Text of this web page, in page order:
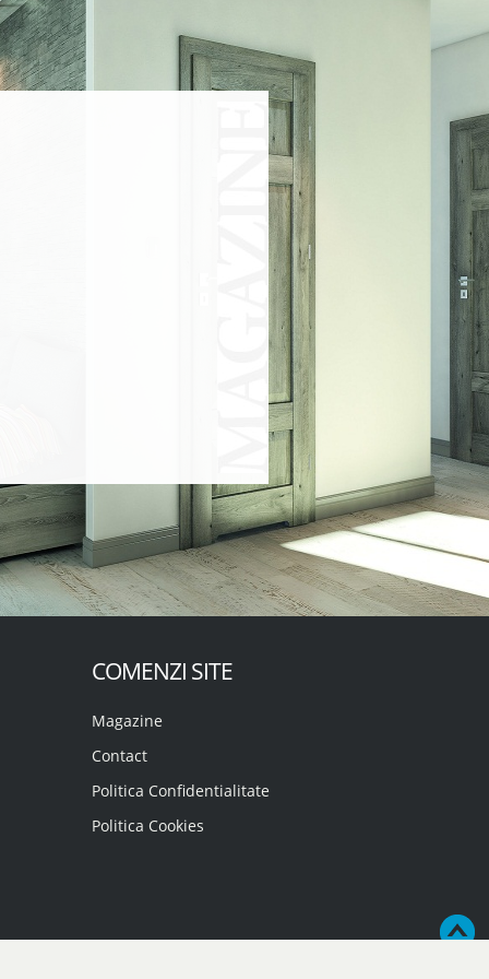
COMENZI SITE
Magazine
Contact
Politica Confidentialitate
Politica Cookies